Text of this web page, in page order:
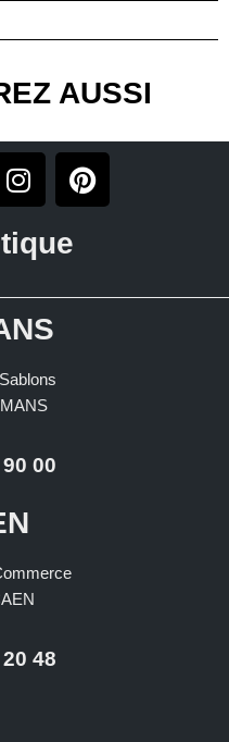
AUSSI
00
48